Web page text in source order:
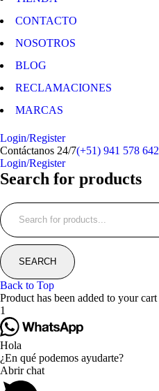
CONTACTO
NOSOTROS
BLOG
RECLAMACIONES
MARCAS
Login/Register
Contáctanos 24/7(+51) 941 578 642
Login/Register
Search for products
Back to Top
Product has been added to your cart
1
Hola
¿En qué podemos ayudarte?
Abrir chat